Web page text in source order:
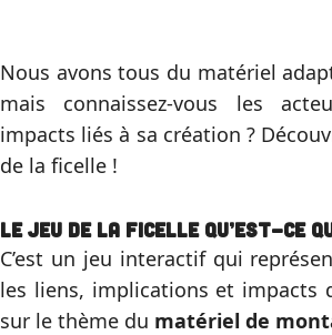
Nous avons tous du matériel
mais connaissez-vous les
impacts liés à sa création ?
de la ficelle !
Le jeu de la ficelle qu’est-ce
C’est un jeu interactif qui
les liens, implications et impacts
sur le thème du matériel de